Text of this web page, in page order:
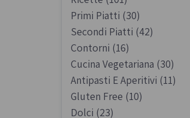
Biscotti, cioccolato e
dolci
Biscotti artigianali
Dolci tipici siciliani
Primi Piatti (30)
Secondi Piatti (42)
Contorni (16)
Cucina Vegetariana (30)
Antipasti E Aperitivi (11)
Gluten Free (10)
Dolci (23)